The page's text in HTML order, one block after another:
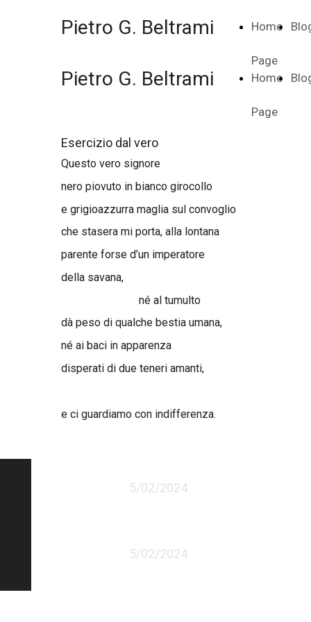
Home
Page
5/02/2024
Pietro G. Beltrami
Home
Page
Pietro G. Beltrami
Esercizio dal vero
Questo vero signore
nero piovuto in bianco girocollo
e grigioazzurra maglia sul convoglio
che stasera mi porta, alla lontana
parente forse d’un imperatore
della savana,
né al tumulto
dà peso di qualche bestia umana,
né ai baci in apparenza
disperati di due teneri amanti,
e ci guardiamo con indifferenza.
5/02/2024